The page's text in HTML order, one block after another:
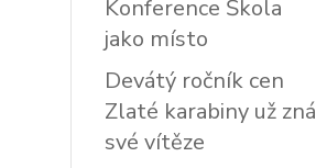
Konference Škola
jako místo
Devátý ročník cen
Zlaté karabiny už zná
své vítěze